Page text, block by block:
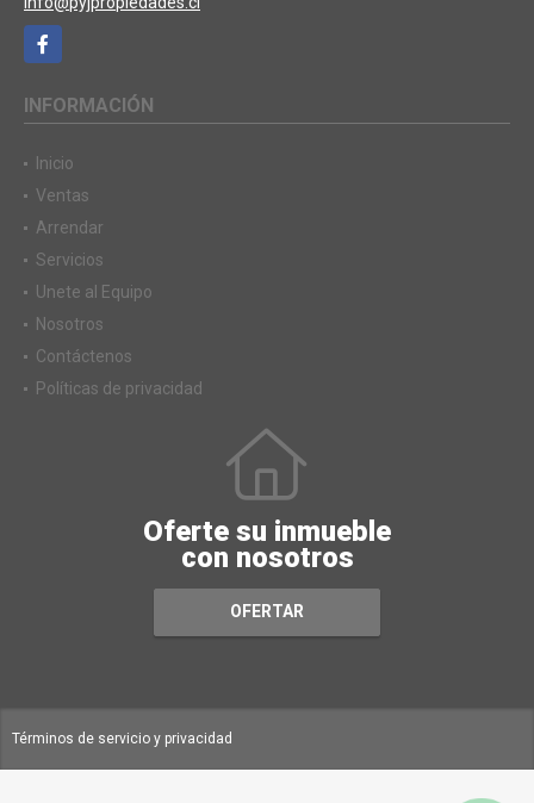
Facebook
INFORMACIÓN
Inicio
Ventas
Arrendar
Servicios
Unete al Equipo
Nosotros
Contáctenos
Políticas de privacidad
Oferte su inmueble
con nosotros
OFERTAR
Términos de servicio y privacidad